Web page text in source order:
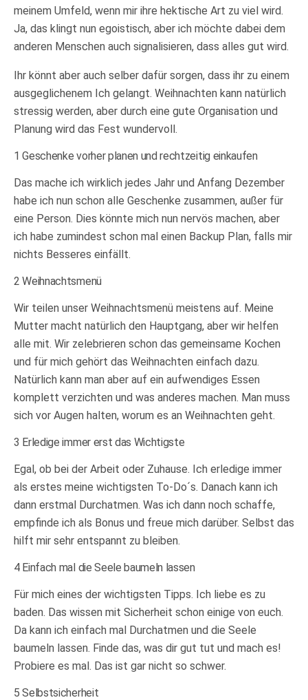
meinem Umfeld, wenn mir ihre hektische Art zu viel wird.
Ja, das klingt nun egoistisch, aber ich möchte dabei dem
anderen Menschen auch signalisieren, dass alles gut wird.
Ihr könnt aber auch selber dafür sorgen, dass ihr zu einem
ausgeglichenem Ich gelangt. Weihnachten kann natürlich
stressig werden, aber durch eine gute Organisation und
Planung wird das Fest wundervoll.
1 Geschenke vorher planen und rechtzeitig einkaufen
Das mache ich wirklich jedes Jahr und Anfang Dezember
habe ich nun schon alle Geschenke zusammen, außer für
eine Person. Dies könnte mich nun nervös machen, aber
ich habe zumindest schon mal einen Backup Plan, falls mir
nichts Besseres einfällt.
2 Weihnachtsmenü
Wir teilen unser Weihnachtsmenü meistens auf. Meine
Mutter macht natürlich den Hauptgang, aber wir helfen
alle mit. Wir zelebrieren schon das gemeinsame Kochen
und für mich gehört das Weihnachten einfach dazu.
Natürlich kann man aber auf ein aufwendiges Essen
komplett verzichten und was anderes machen. Man muss
sich vor Augen halten, worum es an Weihnachten geht.
3 Erledige immer erst das Wichtigste
Egal, ob bei der Arbeit oder Zuhause. Ich erledige immer
als erstes meine wichtigsten To-Do´s. Danach kann ich
dann erstmal Durchatmen. Was ich dann noch schaffe,
empfinde ich als Bonus und freue mich darüber. Selbst das
hilft mir sehr entspannt zu bleiben.
4 Einfach mal die Seele baumeln lassen
Für mich eines der wichtigsten Tipps. Ich liebe es zu
baden. Das wissen mit Sicherheit schon einige von euch.
Da kann ich einfach mal Durchatmen und die Seele
baumeln lassen. Finde das, was dir gut tut und mach es!
Probiere es mal. Das ist gar nicht so schwer.
5 Selbstsicherheit